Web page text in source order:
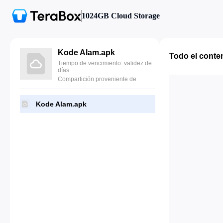
1024GB Cloud Storage
Kode Alam.apk
Tiempo de vencimiento: validez de
días
Compartición proveniente de
Kode Alam.apk
Todo el